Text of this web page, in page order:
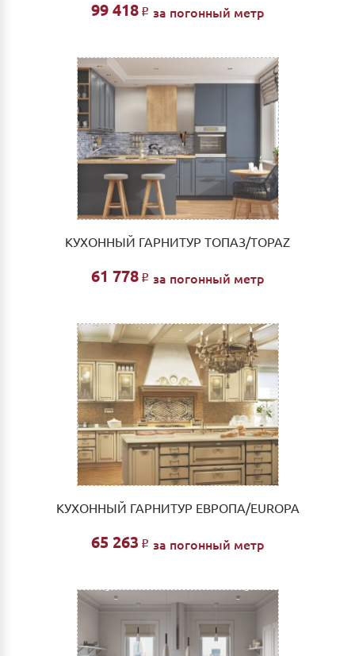
99 418 Р за погонный метр
КУХОННЫЙ ГАРНИТУР ТОПАЗ/TOPAZ
61 778 Р за погонный метр
КУХОННЫЙ ГАРНИТУР ЕВРОПА/EUROPA
65 263 Р за погонный метр